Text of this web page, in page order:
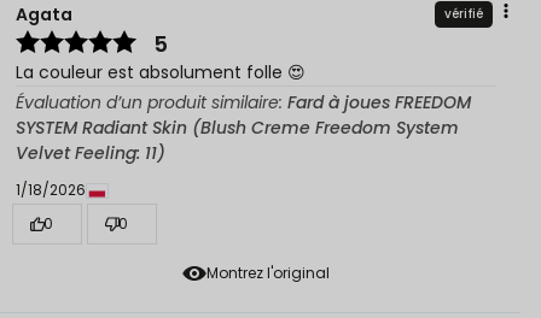
Montrez l'original
Agata vérifié
5
La couleur est absolument folle 😍
Évaluation d’un produit similaire: Fard à joues FREEDOM
SYSTEM Radiant Skin (Blush Creme Freedom System
Velvet Feeling: 11)
1/18/2026
0
0